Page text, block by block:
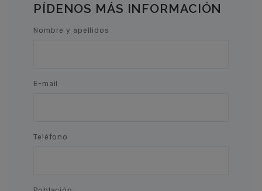
PÍDENOS MÁS INFORMACIÓN
Nombre y apellidos
E-mail
Teléfono